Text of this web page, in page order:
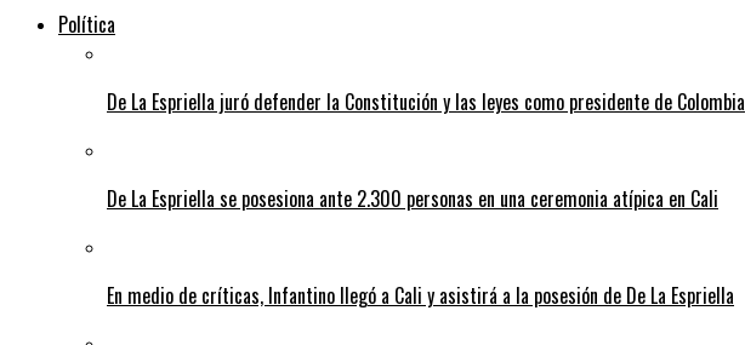
Política
De La Espriella juró defender la Constitución y las leyes como presidente de Colombia
De La Espriella se posesiona ante 2.300 personas en una ceremonia atípica en Cali
En medio de críticas, Infantino llegó a Cali y asistirá a la posesión de De La Espriella